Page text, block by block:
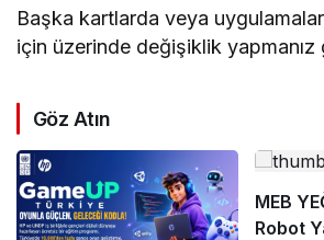
Başka kartlarda veya
için üzerinde değişiklik yapmanız
Göz Atın
MEB
Robot